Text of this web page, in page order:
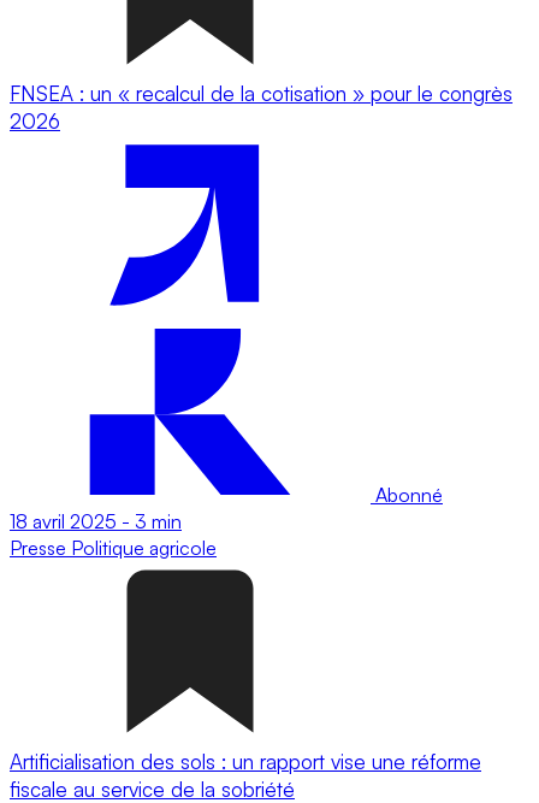
FNSEA : un « recalcul de la cotisation » pour le congrès
2026
Abonné
18 avril 2025 - 3 min
Presse Politique agricole
Artificialisation des sols : un rapport vise une réforme
fiscale au service de la sobriété